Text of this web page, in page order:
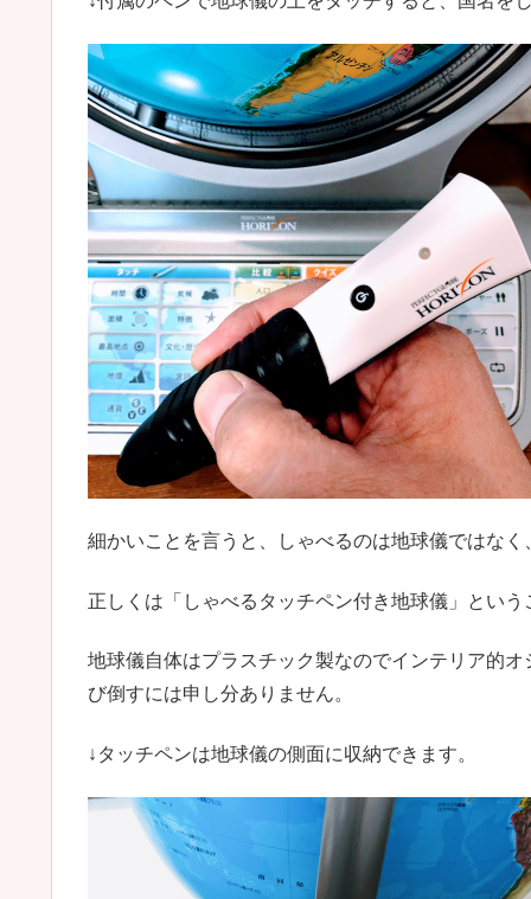
細かいことを言うと、しゃべるのは地球儀ではなく
正しくは「しゃべるタッチペン付き地球儀」とい
地球儀自体はプラスチック製なのでインテリア的
び倒すには申し分ありません。
↓タッチペンは地球儀の側面に収納できます。